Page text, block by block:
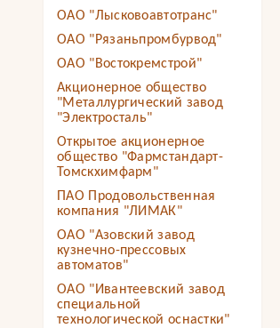
ОАО "Лысковоавтотранс"
ОАО "Рязаньпромбурвод"
ОАО "Востокремстрой"
Акционерное общество
"Металлургический завод
"Электросталь"
Открытое акционерное
общество "Фармстандарт-
Томскхимфарм"
ПАО Продовольственная
компания "ЛИМАК"
ОАО "Азовский завод
кузнечно-прессовых
автоматов"
ОАО "Ивантеевский завод
специальной
технологической оснастки"